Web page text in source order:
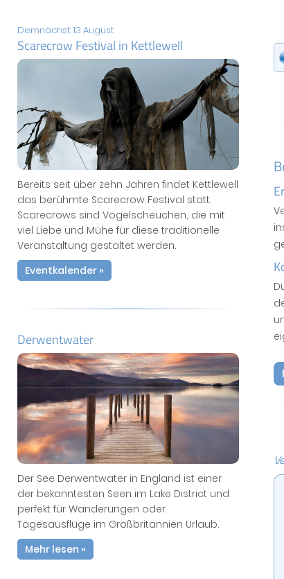
Demnächst: 13 August
Scarecrow Festival in Kettlewell
Bereits seit über zehn Jahren findet Kettlewell
das berühmte Scarecrow Festival statt.
Scarecrows sind Vogelscheuchen, die mit
viel Liebe und Mühe für diese traditionelle
Veranstaltung gestaltet werden.
Eventkalender »
Derwentwater
Der See Derwentwater in England ist einer
der bekanntesten Seen im Lake District und
perfekt für Wanderungen oder
Tagesausflüge im Großbritannien Urlaub.
Mehr lesen »